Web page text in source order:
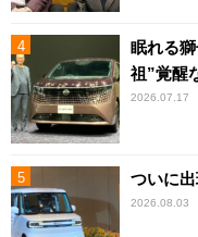
眠れる
祖”覚醒
2026.07.17
ついに
2026.08.03